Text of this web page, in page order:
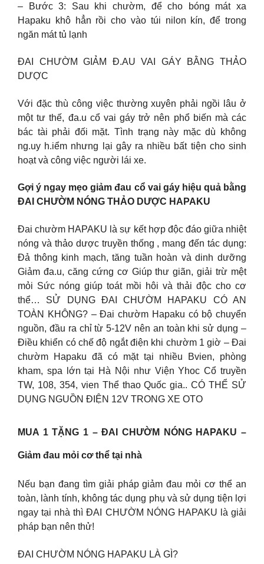
– Bước 3: Sau khi chườm, để cho bóng mát xa
Hapaku khô hẳn rồi cho vào túi nilon kín, để trong
ngăn mát tủ lạnh
ĐAI CHƯỜM GIẢM Đ.AU VAI GÁY BẰNG THẢO
DƯỢC
Với đặc thù công việc thường xuyên phải ngồi lâu ở
một tư thế, đa.u cổ vai gáy trở nên phổ biến mà các
bác tài phải đối mặt. Tình trạng này mặc dù không
ng.uy h.iểm nhưng lại gây ra nhiều bất tiện cho sinh
hoạt và công việc người lái xe.
Gợi ý ngay mẹo giảm đau cổ vai gáy hiệu quả bằng
ĐAI CHƯỜM NÓNG THẢO DƯỢC HAPAKU
Đai chườm HAPAKU là sự kết hợp độc đáo giữa nhiệt
nóng và thảo dược truyền thống , mang đến tác dụng:
Đả thông kinh mạch, tăng tuần hoàn và dinh dưỡng
Giảm đa.u, căng cứng cơ Giúp thư giãn, giải trừ mệt
mỏi Sức nóng giúp toát mồi hôi và thải độc cho cơ
thể… SỬ DỤNG ĐAI CHƯỜM HAPAKU CÓ AN
TOÀN KHÔNG? – Đai chườm Hapaku có bộ chuyển
nguồn, đầu ra chỉ từ 5-12V nên an toàn khi sử dụng –
Điều khiển có chế độ ngắt điện khi chườm 1 giờ – Đai
chườm Hapaku đã có mặt tại nhiều Bvien, phòng
kham, spa lớn tại Hà Nội như Viện Yhoc Cổ truyền
TW, 108, 354, vien Thể thao Quốc gia.. CÓ THỂ SỬ
DỤNG NGUỒN ĐIỆN 12V TRONG XE OTO
MUA 1 TẶNG 1 – ĐAI CHƯỜM NÓNG HAPAKU –
Giảm đau mỏi cơ thể tại nhà
Nếu bạn đang tìm giải pháp giảm đau mỏi cơ thể an
toàn, lành tính, không tác dụng phụ và sử dụng tiện lợi
ngay tại nhà thì ĐAI CHƯỜM NÓNG HAPAKU là giải
pháp bạn nên thử!
ĐAI CHƯỜM NÓNG HAPAKU LÀ GÌ?